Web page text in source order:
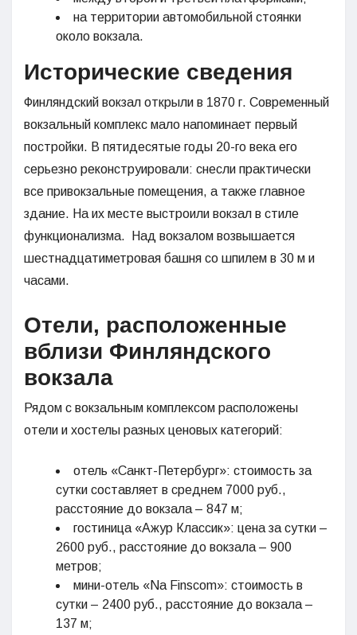
на территории автомобильной стоянки
около вокзала.
Исторические сведения
Финляндский вокзал открыли в 1870 г. Современный
вокзальный комплекс мало напоминает первый
постройки. В пятидесятые годы 20-го века его
серьезно реконструировали: снесли практически
все привокзальные помещения, а также главное
здание. На их месте выстроили вокзал в стиле
функционализма. Над вокзалом возвышается
шестнадцатиметровая башня со шпилем в 30 м и
часами.
Отели, расположенные
вблизи Финляндского
вокзала
Рядом с вокзальным комплексом расположены
отели и хостелы разных ценовых категорий:
отель «Санкт-Петербург»: стоимость за
сутки составляет в среднем 7000 руб.,
расстояние до вокзала – 847 м;
гостиница «Ажур Классик»: цена за сутки –
2600 руб., расстояние до вокзала – 900
метров;
мини-отель «Na Finscom»: стоимость в
сутки – 2400 руб., расстояние до вокзала –
137 м;